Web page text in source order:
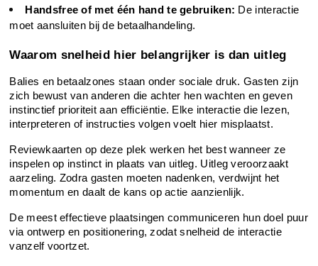
Handsfree of met één hand te gebruiken: De interactie
moet aansluiten bij de betaalhandeling.
Waarom snelheid hier belangrijker is dan uitleg
Balies en betaalzones staan onder sociale druk. Gasten zijn
zich bewust van anderen die achter hen wachten en geven
instinctief prioriteit aan efficiëntie. Elke interactie die lezen,
interpreteren of instructies volgen voelt hier misplaatst.
Reviewkaarten op deze plek werken het best wanneer ze
inspelen op instinct in plaats van uitleg. Uitleg veroorzaakt
aarzeling. Zodra gasten moeten nadenken, verdwijnt het
momentum en daalt de kans op actie aanzienlijk.
De meest effectieve plaatsingen communiceren hun doel puur
via ontwerp en positionering, zodat snelheid de interactie
vanzelf voortzet.